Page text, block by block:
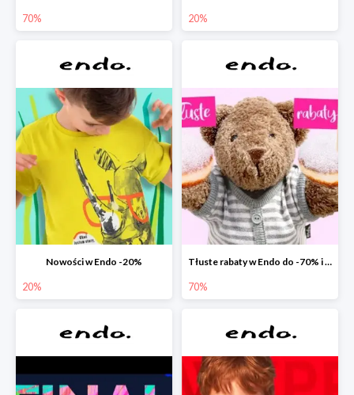
70% 20%
Nowości w Endo -20%
20%
Tłuste rabaty w Endo do -70% i extra -20% na wszystko
70%